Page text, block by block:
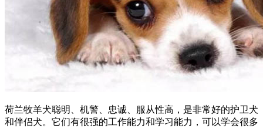
荷兰牧羊犬聪明、机警、忠诚、服从性高，是非常好的护卫犬
和伴侣犬。它们有很强的工作能力和学习能力，可以学会很多